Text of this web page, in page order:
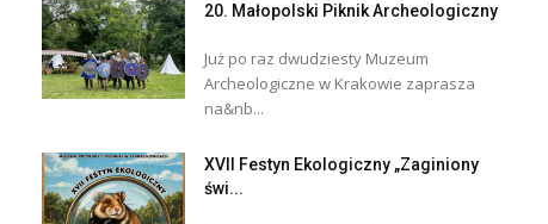
20. Małopolski Piknik Archeologiczny
Już po raz dwudziesty Muzeum
Archeologiczne w Krakowie zaprasza
na&nb...
XVII Festyn Ekologiczny „Zaginiony
świ...